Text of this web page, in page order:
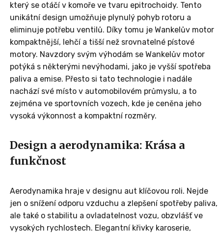
který se otáčí v komoře ve tvaru epitrochoidy. Tento
unikátní design umožňuje plynulý pohyb rotoru a
eliminuje potřebu ventilů. Díky tomu je Wankelův motor
kompaktnější, lehčí a tišší než srovnatelné pístové
motory. Navzdory svým výhodám se Wankelův motor
potýká s některými nevýhodami, jako je vyšší spotřeba
paliva a emise. Přesto si tato technologie i nadále
nachází své místo v automobilovém průmyslu, a to
zejména ve sportovních vozech, kde je ceněna jeho
vysoká výkonnost a kompaktní rozměry.
Design a aerodynamika: Krása a
funkčnost
Aerodynamika hraje v designu aut klíčovou roli. Nejde
jen o snížení odporu vzduchu a zlepšení spotřeby paliva,
ale také o stabilitu a ovladatelnost vozu, obzvlášť ve
vysokých rychlostech. Elegantní křivky karoserie,